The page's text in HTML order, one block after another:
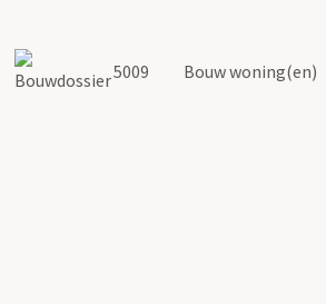
5009 Bouw woning(en)